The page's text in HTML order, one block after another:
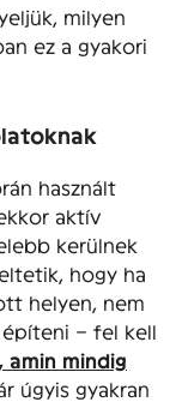
milyen
ez a gyakori
használt
aktív
kerülnek
hogy ha
helyen, nem
– fel kell
amin mindig
úgyis gyakran